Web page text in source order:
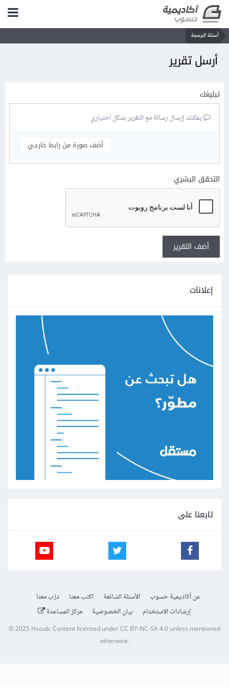
أسئلة البرمجة
أرسل تقرير
تبليغك
يمكنك إرسال رسالة مع التقرير بشكل اختياري
أضف صورة من رابط خارجي
التحقق البشري
أضف التقرير
إعلانات
تابعنا على
عن أكاديمية حسوب الأسئلة الشائعة اكتب معنا
درّب معنا
إرشادات الاستخدام
بيان الخصوصية مركز المساعدة
© 2025 Hsoub.Content licensed underCC BY-NC-SA 4.0unless mentioned
otherwise.